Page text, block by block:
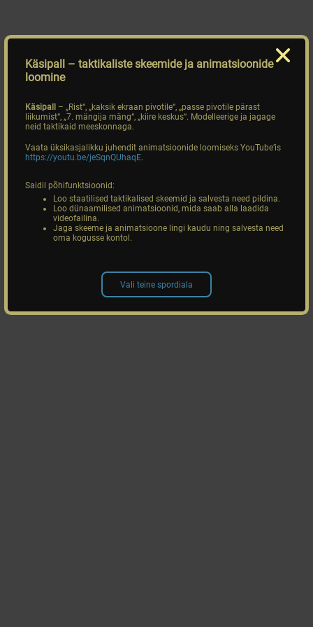
Käsipall – taktikaliste skeemide ja animatsioonide
loomine
Käsipall
– „Rist“, „kaksik ekraan pivotile“, „passe pivotile pärast
liikumist“, „7. mängija mäng“, „kiire keskus“. Modelleerige ja jagage
neid taktikaid meeskonnaga.
Vaata üksikasjalikku juhendit animatsioonide loomiseks YouTube’is
https://youtu.be/jeSqnQUhaqE.
Saidil põhifunktsioonid:
Loo staatilised taktikalised skeemid ja salvesta need pildina.
Loo dünaamilised animatsioonid, mida saab alla laadida
videofailina.
Jaga skeeme ja animatsioone lingi kaudu ning salvesta need
oma kogusse kontol.
Vali teine spordiala